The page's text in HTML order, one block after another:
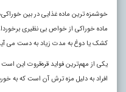
خوشمزه‌ ترین ماده غذایی در بین
ماده خوراکی از خواص بی نظیری
کشک یا دوغ به مدت زیاد به دست می
یکی از مهم‌ترین فواید قره‌قروت این است
افراد به دلیل مزه ترش آن است که به